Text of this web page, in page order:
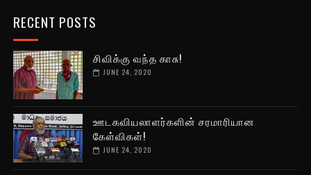
RECENT POSTS
சிவிக்கு வந்த காசு!
JUNE 24, 2020
ஊடகவியலாளர்களின் சரமாரியான
கேள்விகள்!
JUNE 24, 2020